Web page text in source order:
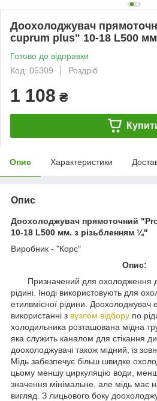
Доохолоджувач
cuprum plus" 10-18 L500
Готово до відправки
Код: 05309
Роздріб
1 108 ₴
Опис Характеристики
Опис
Доохолоджувач прямоточний
10-18 L500 мм. з різьбленням ¼"
Виробник - "Корс"
Опис:
Призначений для охолодження
рідині. Іноді використовують для
етилвмісної рідини. Доохолоджувач
використанні з вузлом відбору по
холодильника розташована мідна
яка служить каналом для стікання
доохолоджувачі також мідний, із
Мідь забезпечує більш швидке
цьому меншу циркуляцію води,
значення мінімальне, але мідь має
вигляд. З лицьового боку